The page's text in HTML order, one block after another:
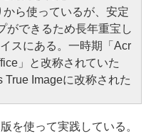
ら使っているが、安定
ができるため長年重宝し
スにある。一時期「Acr
」と改称されていた
Imageに改称された
を使って実践している。